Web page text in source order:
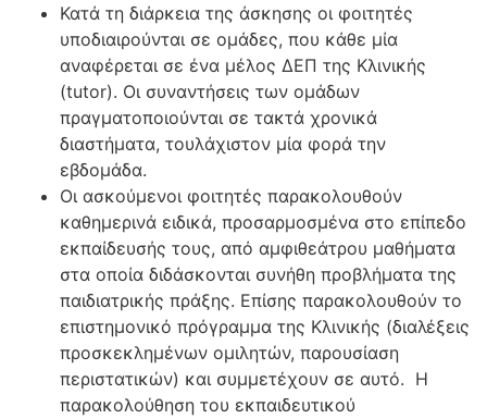
Κατά τη διάρκεια της άσκησης οι φοιτητές
υποδιαιρούνται σε ομάδες, που κάθε μία
αναφέρεται σε ένα μέλος ΔΕΠ της Κλινικής
(tutor). Οι συναντήσεις των ομάδων
πραγματοποιούνται σε τακτά χρονικά
διαστήματα, τουλάχιστον μία φορά την
εβδομάδα.
Οι ασκούμενοι φοιτητές παρακολουθούν
καθημερινά ειδικά, προσαρμοσμένα στο επίπεδο
εκπαίδευσής τους, από αμφιθεάτρου μαθήματα
στα οποία διδάσκονται συνήθη προβλήματα της
παιδιατρικής πράξης. Επίσης παρακολουθούν το
επιστημονικό πρόγραμμα της Κλινικής (διαλέξεις
προσκεκλημένων ομιλητών, παρουσίαση
περιστατικών) και συμμετέχουν σε αυτό. Η
παρακολούθηση του εκπαιδευτικού